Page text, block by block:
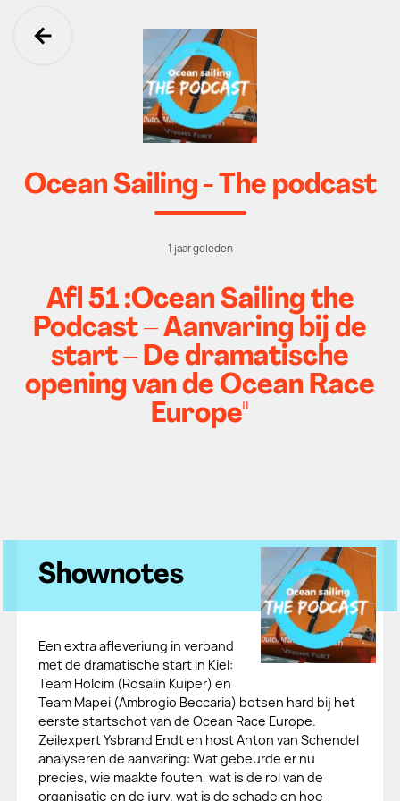
Ga terug
Ocean Sailing - The podcast
1 jaar geleden
Afl 51 :Ocean Sailing the
Podcast – Aanvaring bij de
start – De dramatische
opening van de Ocean Race
Europe"
Shownotes
Een extra afleveriung in verband
met de dramatische start in Kiel:
Team Holcim (Rosalin Kuiper) en
Team Mapei (Ambrogio Beccaria) botsen hard bij het
eerste startschot van de Ocean Race Europe.
Zeilexpert Ysbrand Endt en host Anton van Schendel
analyseren de aanvaring: Wat gebeurde er nu
precies, wie maakte fouten, wat is de rol van de
organisatie en de jury. wat is de schade en hoe